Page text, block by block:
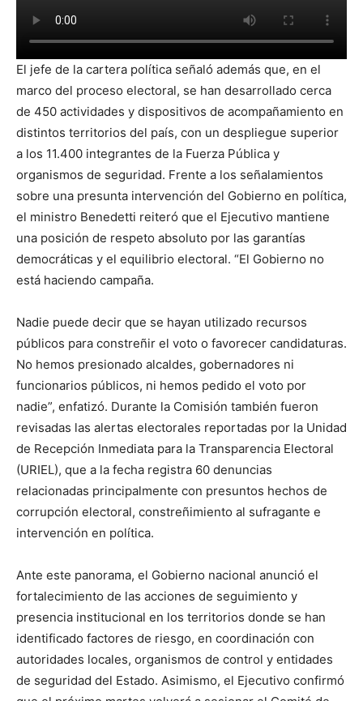
El jefe de la cartera política señaló además que, en el
marco del proceso electoral, se han desarrollado cerca
de 450 actividades y dispositivos de acompañamiento en
distintos territorios del país, con un despliegue superior
a los 11.400 integrantes de la Fuerza Pública y
organismos de seguridad. Frente a los señalamientos
sobre una presunta intervención del Gobierno en política,
el ministro Benedetti reiteró que el Ejecutivo mantiene
una posición de respeto absoluto por las garantías
democráticas y el equilibrio electoral. “El Gobierno no
está haciendo campaña.
Nadie puede decir que se hayan utilizado recursos
públicos para constreñir el voto o favorecer candidaturas.
No hemos presionado alcaldes, gobernadores ni
funcionarios públicos, ni hemos pedido el voto por
nadie”, enfatizó. Durante la Comisión también fueron
revisadas las alertas electorales reportadas por la Unidad
de Recepción Inmediata para la Transparencia Electoral
(URIEL), que a la fecha registra 60 denuncias
relacionadas principalmente con presuntos hechos de
corrupción electoral, constreñimiento al sufragante e
intervención en política.
Ante este panorama, el Gobierno nacional anunció el
fortalecimiento de las acciones de seguimiento y
presencia institucional en los territorios donde se han
identificado factores de riesgo, en coordinación con
autoridades locales, organismos de control y entidades
de seguridad del Estado. Asimismo, el Ejecutivo confirmó